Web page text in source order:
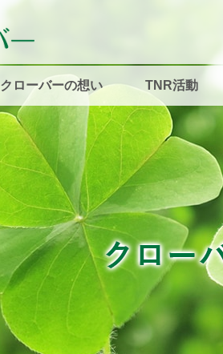
クローバーの想い TNR活動